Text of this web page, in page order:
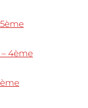
4ème